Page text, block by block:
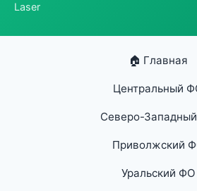
Laser
🏠 Главная
Центральный
Северо-
Приволжский
Уральский ФО